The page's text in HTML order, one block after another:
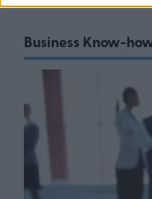
Business Know-